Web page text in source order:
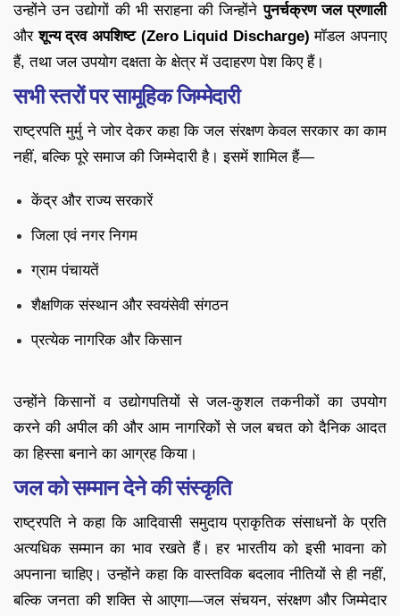
उन्होंने उन उद्योगों की भी सराहना की जिन्होंनेपुनर्चक्रण जल प्रणाली
औरशून्य द्रव अपशिष्ट (Zero Liquid Discharge) मॉडल अपनाए
हैं, तथा जल उपयोग दक्षता के क्षेत्र में उदाहरण पेश किए हैं।
सभी स्तरों पर सामूहिक जिम्मेदारी
राष्ट्रपति मुर्मु ने जोर देकर कहा कि जल संरक्षण केवल सरकार का काम
नहीं, बल्कि पूरे समाज की जिम्मेदारी है। इसमें शामिल हैं—
केंद्र और राज्य सरकारें
जिला एवं नगर निगम
ग्राम पंचायतें
शैक्षणिक संस्थान और स्वयंसेवी संगठन
प्रत्येक नागरिक और किसान
उन्होंने किसानों व उद्योगपतियों से जल-कुशल तकनीकों का उपयोग
करने की अपील की और आम नागरिकों से जल बचत को दैनिक आदत
का हिस्सा बनाने का आग्रह किया।
जल को सम्मान देने की संस्कृति
राष्ट्रपति ने कहा कि आदिवासी समुदाय प्राकृतिक संसाधनों के प्रति
अत्यधिक सम्मान का भाव रखते हैं। हर भारतीय को इसी भावना को
अपनाना चाहिए। उन्होंने कहा कि वास्तविक बदलाव नीतियों से ही नहीं,
बल्कि जनता की शक्ति से आएगा—जल संचयन, संरक्षण और जिम्मेदार